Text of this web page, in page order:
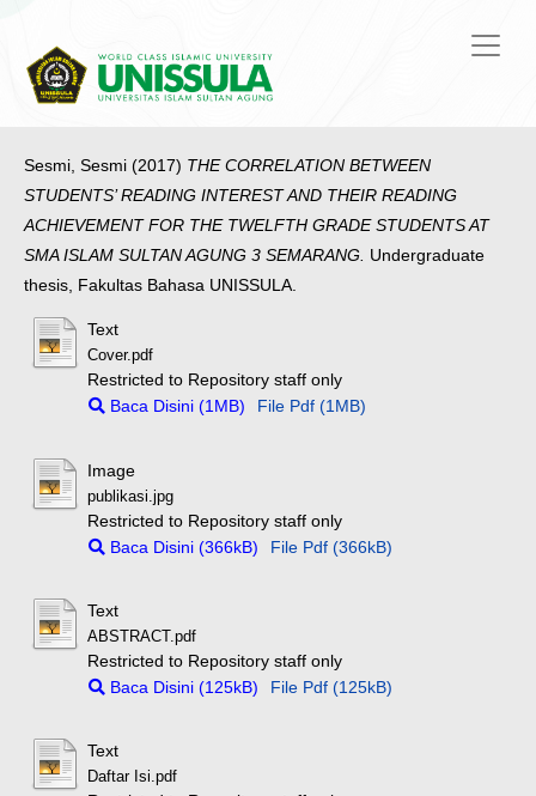
Sesmi, Sesmi (2017) THE CORRELATION BETWEEN
STUDENTS’ READING INTEREST AND THEIR READING
ACHIEVEMENT FOR THE TWELFTH GRADE STUDENTS AT
SMA ISLAM SULTAN AGUNG 3 SEMARANG. Undergraduate
thesis, Fakultas Bahasa UNISSULA.
Text
Cover.pdf
Restricted to Repository staff only
Baca Disini (1MB)
File Pdf (1MB)
Image
publikasi.jpg
Restricted to Repository staff only
Baca Disini (366kB)
File Pdf (366kB)
Text
ABSTRACT.pdf
Restricted to Repository staff only
Baca Disini (125kB)
File Pdf (125kB)
Text
Daftar Isi.pdf